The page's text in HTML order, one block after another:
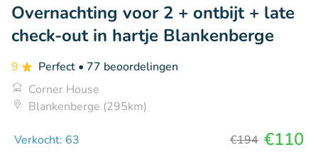
Overnachting voor 2 + ontbijt + late
check-out in hartje Blankenberge
9 Perfect • 77 beoordelingen
Corner House
Blankenberge (295km)
Verkocht: 63 €194 €110